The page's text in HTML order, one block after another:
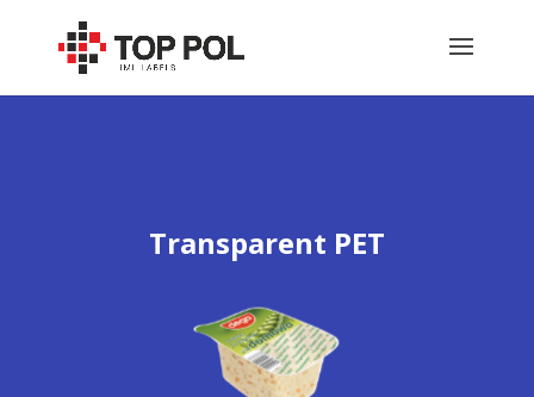
Transparent PET